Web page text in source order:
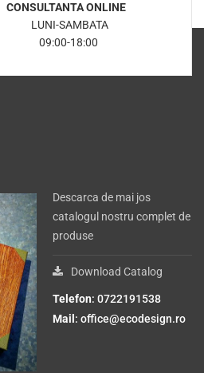
CONSULTANTA ONLINE
LUNI-SAMBATA
09:00-18:00
Descarca de mai jos
catalogul nostru complet de
produse
Download Catalog
Telefon: 0722191538
Mail : office@ecodesign.ro